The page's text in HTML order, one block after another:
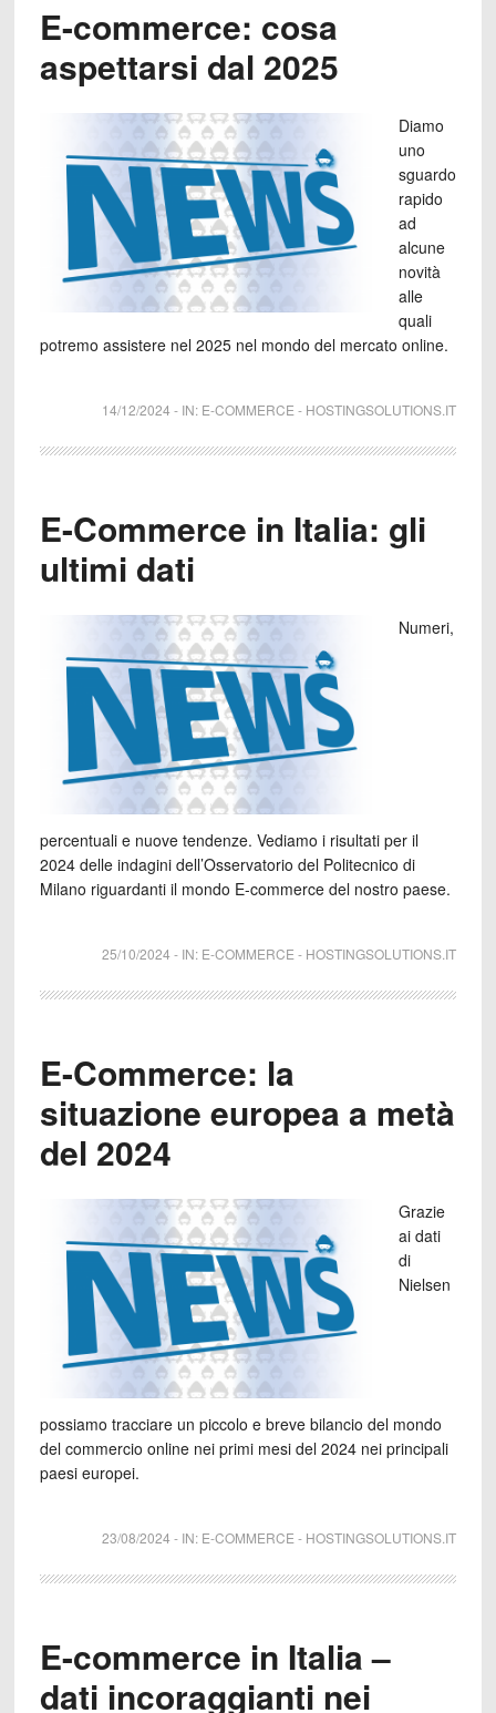
E-commerce: cosa
aspettarsi dal 2025
Diamo
uno
sguardo
rapido
ad
alcune
novità
alle
quali
potremo assistere nel 2025 nel mondo del mercato online.
14/12/2024 - IN: E-COMMERCE- HOSTINGSOLUTIONS.IT
E-Commerce in Italia: gli
ultimi dati
Numeri,
percentuali e nuove tendenze. Vediamo i risultati per il
2024 delle indagini dell’Osservatorio del Politecnico di
Milano riguardanti il mondo E-commerce del nostro paese.
25/10/2024 - IN: E-COMMERCE - HOSTINGSOLUTIONS.IT
E-Commerce: la
situazione europea a metà
del 2024
Grazie
ai dati
di
Nielsen
possiamo tracciare un piccolo e breve bilancio del mondo
del commercio online nei primi mesi del 2024 nei principali
paesi europei.
23/08/2024 - IN: E-COMMERCE - HOSTINGSOLUTIONS.IT
E-commerce in Italia –
dati incoraggianti nei